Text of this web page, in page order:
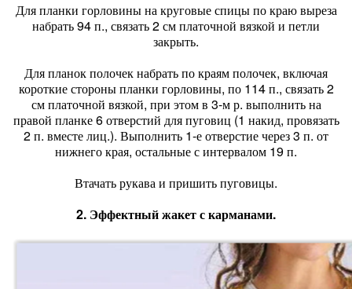
Для планки горловины на круговые спицы по краю выреза
набрать 94 п., связать 2 см платочной вязкой и петли
закрыть.
Для планок полочек набрать по краям полочек, включая
короткие стороны планки горловины, по 114 п., связать 2
см платочной вязкой, при этом в 3-м р. выполнить на
правой планке 6 отверстий для пуговиц (1 накид, провязать
2 п. вместе лиц.). Выполнить 1-е отверстие через 3 п. от
нижнего края, остальные с интервалом 19 п.
Втачать рукава и пришить пуговицы.
2. Эффектный жакет с карманами.